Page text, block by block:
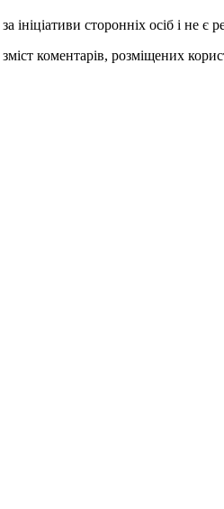
ініціативи сторонніх осіб і не є
коментарів, розміщених